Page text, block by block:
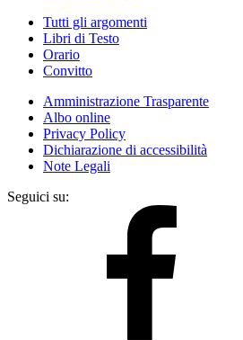
Tutti gli argomenti
Libri di Testo
Orario
Convitto
Amministrazione Trasparente
Albo online
Privacy Policy
Dichiarazione di accessibilità
Note Legali
Seguici su: